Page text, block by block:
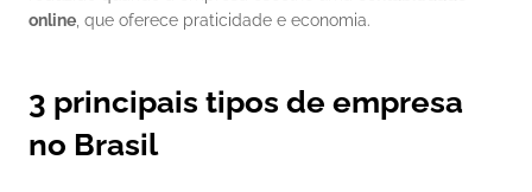
online, que oferece praticidade e economia.
3 principais tipos de empresa
no Brasil